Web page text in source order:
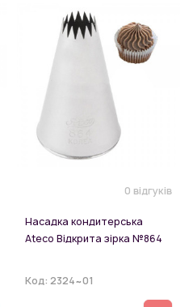
0 відгуків
Насадка кондитерська
Ateco Відкрита зірка №864
Код: 2324~01